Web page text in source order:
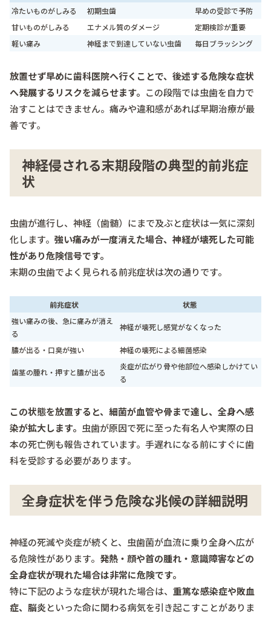
冷たいものがしみる
初期虫歯
早めの受診で予防
甘いものがしみる
エナメル質のダメージ
定期検診が重要
軽い痛み
神経まで到達していない虫歯 毎日ブラッシング
放置せず早めに歯科医院へ行くことで、後述する危険な症状
へ発展するリスクを減らせます。 この段階では虫歯を自力で
治すことはできません。痛みや違和感があれば早期治療が最
善です。
神経侵される末期段階の典型的前兆症
状
虫歯が進行し、神経（歯髄）にまで及ぶと症状は一気に深刻
化します。 強い痛みが一度消えた場合、神経が壊死した可能
性があり危険信号です。
末期の虫歯でよく見られる前兆症状は次の通りです。
前兆症状
状態
強い痛みの後、急に痛みが消え
る
神経が壊死し感覚がなくなった
膿が出る・口臭が強い 神経の壊死による細菌感染
歯茎の腫れ・押すと膿が出る
炎症が広がり骨や他部位へ感染しかけてい
る
この状態を放置すると、細菌が血管や骨まで達し、全身へ感
染が拡大します。 虫歯が原因で死に至った有名人や実際の日
本の死亡例も報告されています。手遅れになる前にすぐに歯
科を受診する必要があります。
全身症状を伴う危険な兆候の詳細説明
神経の死滅や炎症が続くと、虫歯菌が血流に乗り全身へ広が
る危険性があります。 発熱・顔や首の腫れ・意識障害などの
全身症状が現れた場合は非常に危険です。
特に下記のような症状が現れた場合は、 重篤な感染症や敗血
症、脳炎といった命に関わる病気を引き起こすことがありま